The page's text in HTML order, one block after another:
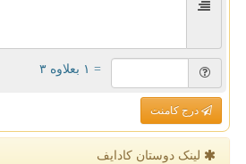
= ۱ بعلاوه ۳
درج کامنت
لینک دوستان كادایف